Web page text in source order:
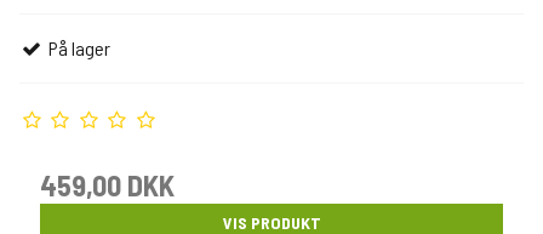
På lager
459,00 DKK
VIS PRODUKT